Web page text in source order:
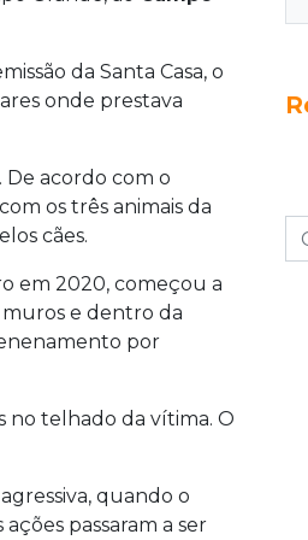
da Santa Casa, o
onde prestava
acordo com o
os três animais da
cães.
em 2020, começou a
e dentro da
por
no telhado da vítima. O
quando o
passaram a ser